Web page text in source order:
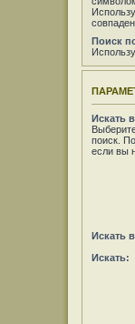
Поиск
Искать
поиск.
если вы
Искать
Искать: